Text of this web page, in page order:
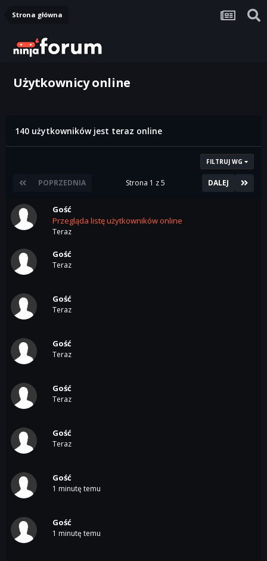
Strona główna
Użytkownicy online
140 użytkowników jest teraz online
FILTRUJ WG
POPRZEDNIA DALEJ
Strona 1 z 5
Gość
Przegląda listę użytkowników online
Teraz
Gość
Teraz
Gość
Teraz
Gość
Teraz
Gość
Teraz
Gość
Teraz
Gość
1 minutę temu
Gość
1 minutę temu